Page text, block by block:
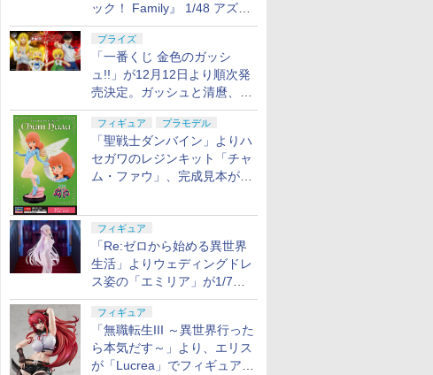
ック！ Family』 1/48 アズー
ル・レイヴン」の発売延期を
発表
プライズ
「一番くじ 金色のガッシ
ュ!!」が12月12日より順次発
売決定。ガッシュと清麿、キ
ャンチョメとフォルゴレがフ
ィギュアで登場
フィギュア プラモデル
「聖戦士ダンバイン」よりハ
セガワのレジンキット「チャ
ム・ファウ」、完成見本が公
フィギュア
「Re:ゼロから始める異世界
生活」よりウェディングドレ
ス姿の「エミリア」が1/7ス
ケールでフィギュア化！
フィギュア
「無職転生III ～異世界行った
ら本気だす～」より、エリス
が「Lucrea」でフィギュア